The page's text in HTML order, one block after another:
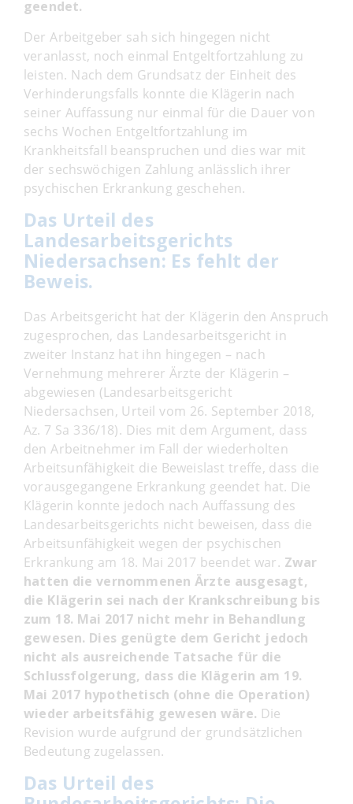
geendet.
Der Arbeitgeber sah sich hingegen nicht
veranlasst, noch einmal Entgeltfortzahlung zu
leisten. Nach dem Grundsatz der Einheit des
Verhinderungsfalls konnte die Klägerin nach
seiner Auffassung nur einmal für die Dauer von
sechs Wochen Entgeltfortzahlung im
Krankheitsfall beanspruchen und dies war mit
der sechswöchigen Zahlung anlässlich ihrer
psychischen Erkrankung geschehen.
Das Urteil des
Landesarbeitsgerichts
Niedersachsen: Es fehlt der
Beweis.
Das Arbeitsgericht hat der Klägerin den Anspruch
zugesprochen, das Landesarbeitsgericht in
zweiter Instanz hat ihn hingegen – nach
Vernehmung mehrerer Ärzte der Klägerin –
abgewiesen (Landesarbeitsgericht
Niedersachsen, Urteil vom 26. September 2018,
Az. 7 Sa 336/18). Dies mit dem Argument, dass
den Arbeitnehmer im Fall der wiederholten
Arbeitsunfähigkeit die Beweislast treffe, dass die
vorausgegangene Erkrankung geendet hat. Die
Klägerin konnte jedoch nach Auffassung des
Landesarbeitsgerichts nicht beweisen, dass die
Arbeitsunfähigkeit wegen der psychischen
Erkrankung am 18. Mai 2017 beendet war. Zwar
hatten die vernommenen Ärzte ausgesagt,
die Klägerin sei nach der Krankschreibung bis
zum 18. Mai 2017 nicht mehr in Behandlung
gewesen. Dies genügte dem Gericht jedoch
nicht als ausreichende Tatsache für die
Schlussfolgerung, dass die Klägerin am 19.
Mai 2017 hypothetisch (ohne die Operation)
wieder arbeitsfähig gewesen wäre. Die
Revision wurde aufgrund der grundsätzlichen
Bedeutung zugelassen.
Das Urteil des